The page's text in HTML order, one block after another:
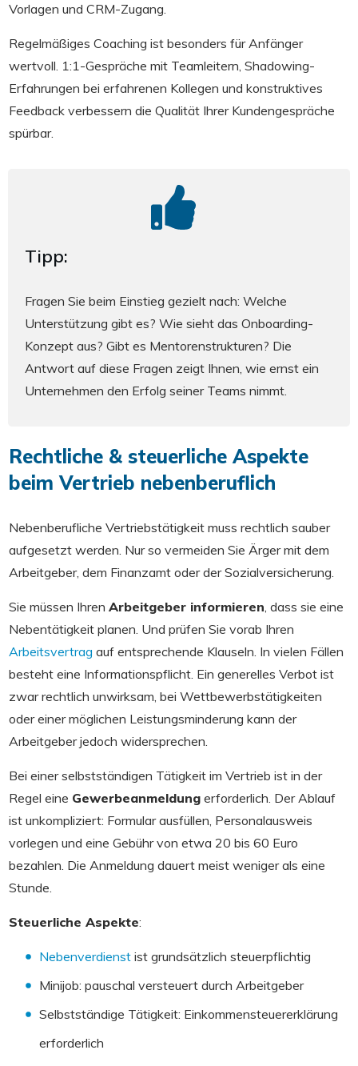
Vorlagen und CRM-Zugang.
Regelmäßiges Coaching ist besonders für Anfänger
wertvoll. 1:1-Gespräche mit Teamleitern, Shadowing-
Erfahrungen bei erfahrenen Kollegen und konstruktives
Feedback verbessern die Qualität Ihrer Kundengespräche
spürbar.
Tipp:
Fragen Sie beim Einstieg gezielt nach: Welche
Unterstützung gibt es? Wie sieht das Onboarding-
Konzept aus? Gibt es Mentorenstrukturen? Die
Antwort auf diese Fragen zeigt Ihnen, wie ernst ein
Unternehmen den Erfolg seiner Teams nimmt.
Rechtliche & steuerliche Aspekte
beim Vertrieb nebenberuflich
Nebenberufliche Vertriebstätigkeit muss rechtlich sauber
aufgesetzt werden. Nur so vermeiden Sie Ärger mit dem
Arbeitgeber, dem Finanzamt oder der Sozialversicherung.
Sie müssen Ihren Arbeitgeber informieren, dass sie eine
Nebentätigkeit planen. Und prüfen Sie vorab Ihren
Arbeitsvertrag auf entsprechende Klauseln. In vielen Fällen
besteht eine Informationspflicht. Ein generelles Verbot ist
zwar rechtlich unwirksam, bei Wettbewerbstätigkeiten
oder einer möglichen Leistungsminderung kann der
Arbeitgeber jedoch widersprechen.
Bei einer selbstständigen Tätigkeit im Vertrieb ist in der
Regel eine Gewerbeanmeldung erforderlich. Der Ablauf
ist unkompliziert: Formular ausfüllen, Personalausweis
vorlegen und eine Gebühr von etwa 20 bis 60 Euro
bezahlen. Die Anmeldung dauert meist weniger als eine
Stunde.
Steuerliche Aspekte:
Nebenverdienst ist grundsätzlich steuerpflichtig
Minijob: pauschal versteuert durch Arbeitgeber
Selbstständige Tätigkeit: Einkommensteuererklärung
erforderlich